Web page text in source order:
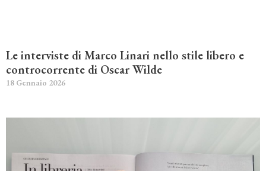
Le interviste di Marco Linari nello stile libero e
controcorrente di Oscar Wilde
18 Gennaio 2026